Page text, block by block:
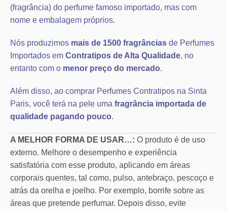
(fragrância) do perfume famoso importado, mas com
nome e embalagem próprios.
Nós produzimos mais de 1500 fragrâncias de Perfumes
Importados em Contratipos de Alta Qualidade, no
entanto com o menor preço do mercado.
Além disso, ao comprar Perfumes Contratipos na Sinta
Paris, você terá na pele uma fragrância importada de
qualidade pagando pouco.
A MELHOR FORMA DE USAR…: O produto é de uso
externo. Melhore o desempenho e experiência
satisfatória com esse produto, aplicando em áreas
corporais quentes, tal como, pulso, antebraço, pescoço e
atrás da orelha e joelho. Por exemplo, borrife sobre as
áreas que pretende perfumar. Depois disso, evite